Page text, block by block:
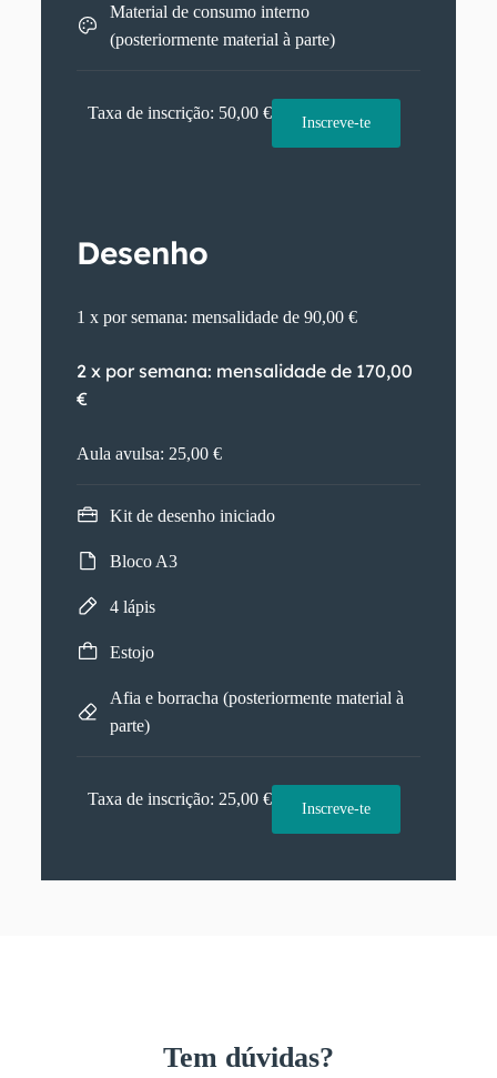
Material de consumo interno
(posteriormente material à parte)
Taxa de inscrição: 50,00 €
Inscreve-te
Desenho
1 x por semana: mensalidade de 90,00 €
2 x por semana: mensalidade de 170,00
€
Aula avulsa: 25,00 €
Kit de desenho iniciado
Bloco A3
4 lápis
Estojo
Afia e borracha (posteriormente material à
parte)
Taxa de inscrição: 25,00 €
Inscreve-te
Tem dúvidas?